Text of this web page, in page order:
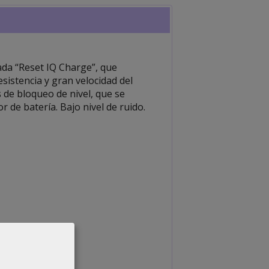
“Reset IQ Charge”, que
y gran velocidad del
bloqueo de nivel, que se
de batería. Bajo nivel de ruido.